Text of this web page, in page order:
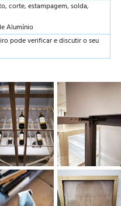
corte, estampagem, solda,
Alumínio
pode verificar e discutir o seu